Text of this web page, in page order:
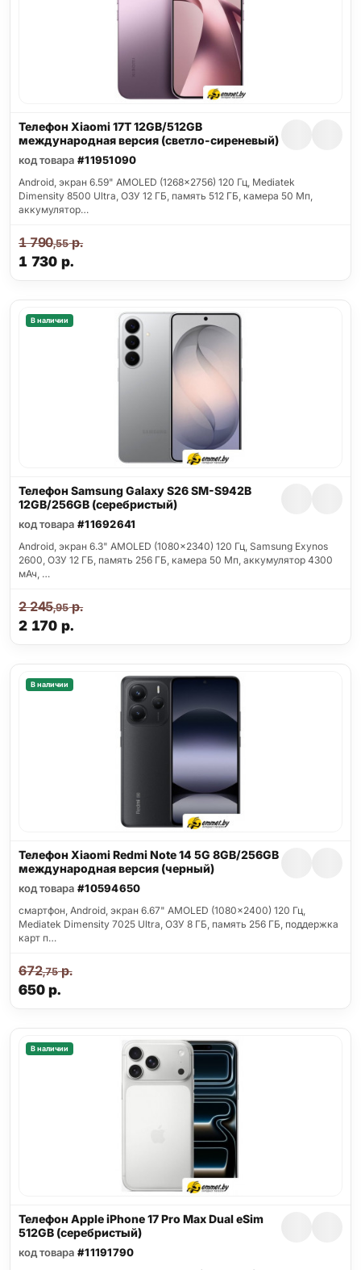
Телефон Xiaomi 17T 12GB/512GB
международная версия (светло-сиреневый)
код товара #11951090
Android, экран 6.59" AMOLED (1268x2756) 120 Гц, Mediatek
Dimensity 8500 Ultra, ОЗУ 12 ГБ, память 512 ГБ, камера 50 Мп,
аккумулятор…
1 730 р.
1 790,55р.
В наличии
Телефон Samsung Galaxy S26 SM-S942B
12GB/256GB (серебристый)
код товара #11692641
Android, экран 6.3" AMOLED (1080x2340) 120 Гц, Samsung Exynos
2600, ОЗУ 12 ГБ, память 256 ГБ, камера 50 Мп, аккумулятор 4300
мАч, …
2 170 р.
2 245,95р.
В наличии
Телефон Xiaomi Redmi Note 14 5G 8GB/256GB
международная версия (черный)
код товара #10594650
смартфон, Android, экран 6.67" AMOLED (1080x2400) 120 Гц,
Mediatek Dimensity 7025 Ultra, ОЗУ 8 ГБ, память 256 ГБ, поддержка
карт п…
650р.
672,75р.
В наличии
Телефон Apple iPhone 17 Pro Max Dual eSim
512GB (серебристый)
код товара #11191790